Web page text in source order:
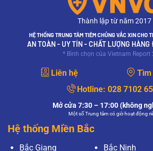
Thành lập từ năm 2017
HỆ THỐNG TRUNG TÂM TIÊM CHỦNG VẮC XIN CHO
AN TOÀN - UY TÍN - CHẤT LƯỢNG
* Bình chọn của Vietnam Report
Liên hệ
Tìm
Hotline: 028 7102
Mở cửa 7:30 – 17:00 (không
Một số Trung tâm có giờ hoạt động
Hệ thống Miền Bắc
Bắc Giang
Bắc Ninh